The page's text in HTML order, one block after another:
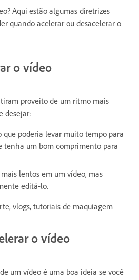
Aqui estão algumas diretrizes
quando acelerar ou desacelerar o
o vídeo
proveito de um ritmo mais
desejar:
que poderia levar muito tempo para
tenha um bom comprimento para
lentos em um vídeo, mas
editá-lo.
vlogs, tutoriais de maquiagem
o vídeo
um vídeo é uma boa ideia se você